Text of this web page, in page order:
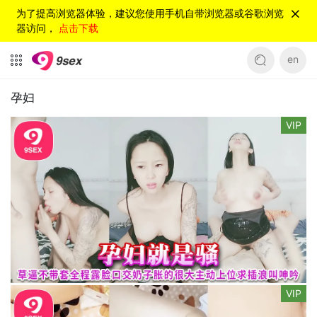
为了提高浏览器体验，建议您使用手机自带浏览器或谷歌浏览
器访问， 点击下载
en
孕妇
VIP
VIP